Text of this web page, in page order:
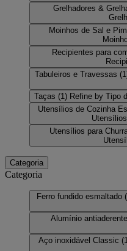
Grelhadores &
Moinhos de Sal e
Recipientes para
Tabuleiros e Travessas
Taças (1) Refine by Tipo
Utensílios de Cozinha
Utensílios para
Categoria
Categoria
Ferro fundido esmaltado
Alumínio antiaderente
Aço inoxidável Classic